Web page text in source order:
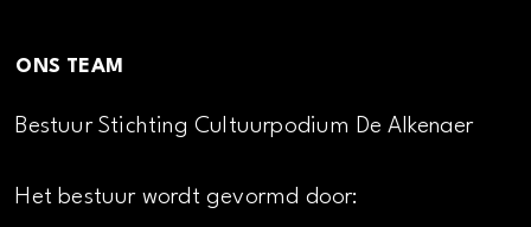
ONS TEAM
Bestuur Stichting Cultuurpodium De Alkenaer
Het bestuur wordt gevormd door: